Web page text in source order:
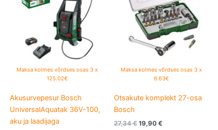
Maksa kolmes võrdses osas 3 x
125.02€
Akusurvepesur Bosch
UniversalAquatak 36V-100,
aku ja laadijaga
Maksa kolmes võrdses osas 3 x
6.63€
Otsakute komplekt 27-osa
Bosch
27,34€19,90€